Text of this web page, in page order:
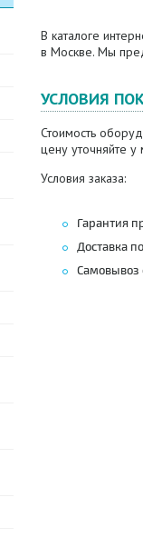
В каталоге
в Москве. Мы
УСЛОВИЯ
Стоимость
цену уточняйте
Условия заказа:
Гарантия
Доставка
Самовывоз